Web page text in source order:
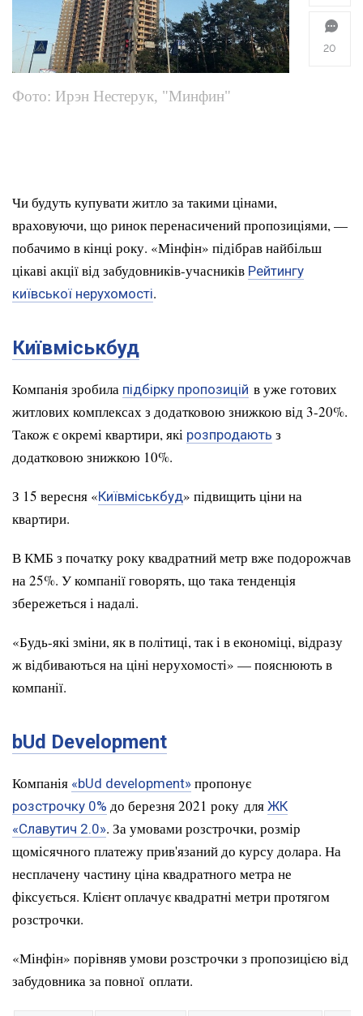
Фото: Ирэн Нестерук, "Минфин"
20
Чи будуть купувати житло за такими цінами,
враховуючи, що ринок перенасичений пропозиціями, —
побачимо в кінці року. «Мінфін» підібрав найбільш
цікаві акції від забудовників-учасників Рейтингу
київської нерухомості.
Київміськбуд
Компанія зробила підбірку пропозицій в уже готових
житлових комплексах з додатковою знижкою від 3-20%.
Також є окремі квартири, які розпродають з
додатковою знижкою 10%.
З 15 вересня «Київміськбуд» підвищить ціни на
квартири.
В КМБ з початку року квадратний метр вже подорожчав
на 25%. У компанії говорять, що така тенденція
збережеться і надалі.
«Будь-які зміни, як в політиці, так і в економіці, відразу
ж відбиваються на ціні нерухомості» — пояснюють в
компанії.
bUd Development
Компанія «bUd development» пропонує
розстрочку 0% до березня 2021 року для ЖК
«Славутич 2.0». За умовами розстрочки, розмір
щомісячного платежу прив'язаний до курсу долара. На
несплачену частину ціна квадратного метра не
фіксується. Клієнт оплачує квадратні метри протягом
розстрочки.
«Мінфін» порівняв умови розстрочки з пропозицією від
забудовника за повної оплати.